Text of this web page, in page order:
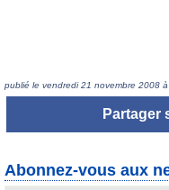
publié le vendredi 21 novembre 2008
Partager
Abonnez-vous aux